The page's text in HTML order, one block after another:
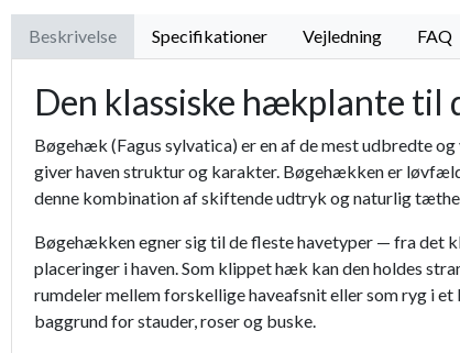
Beskrivelse Specifikationer Vejledning FAQ
Den klassiske hækplante til
Bøgehæk (Fagus sylvatica) er en af de mest udbredte
giver haven struktur og karakter. Bøgehækken er
denne kombination af skiftende udtryk og naturlig
Bøgehækken egner sig til de fleste havetyper — fra det
placeringer i haven. Som klippet hæk kan den holdes
rumdeler mellem forskellige haveafsnit eller som ryg i
baggrund for stauder, roser og buske.